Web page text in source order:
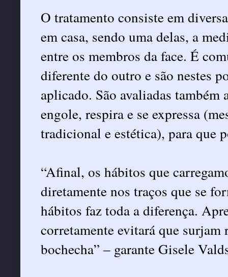
O tratamento consiste em
em casa, sendo uma delas, a
entre os membros da face. É
diferente do outro e são nestes
aplicado. São avaliadas
engole, respira e se expressa
tradicional e estética), para que
“Afinal, os hábitos que
diretamente nos traços que se
hábitos faz toda a diferença.
corretamente evitará que surjam
bochecha” – garante Gisele